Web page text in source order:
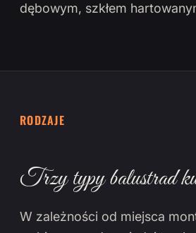
dębowym, szkłem
RODZAJE
Trzy typy balustrad
W zależności od miejsca